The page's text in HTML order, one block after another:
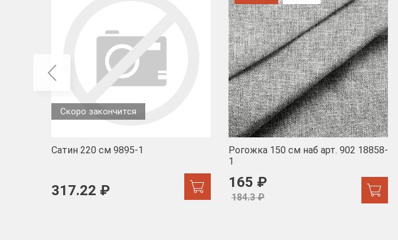
Скоро закончится
Сатин 220 см 9895-1
317.22 ₽
Рогожка 150 см наб арт. 902 18858-
1
165 ₽
184.3 ₽